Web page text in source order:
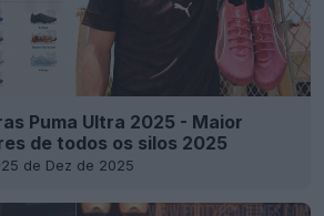
Puma Ultra 2025 - Maior
de todos os silos 2025
25 de Dez de 2025